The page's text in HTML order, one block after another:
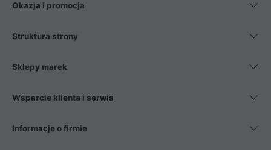
Okazja i promocja
Struktura strony
Sklepy marek
Wsparcie klienta i serwis
Informacje o firmie